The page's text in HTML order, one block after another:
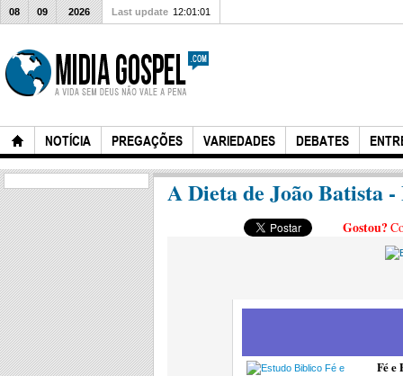
NOTÍCIA PREGAÇÕES VARIEDADES DEBATES
08 09 2026 Last update 12:01:01
A Dieta de João Batista
Gostou?
Fé e